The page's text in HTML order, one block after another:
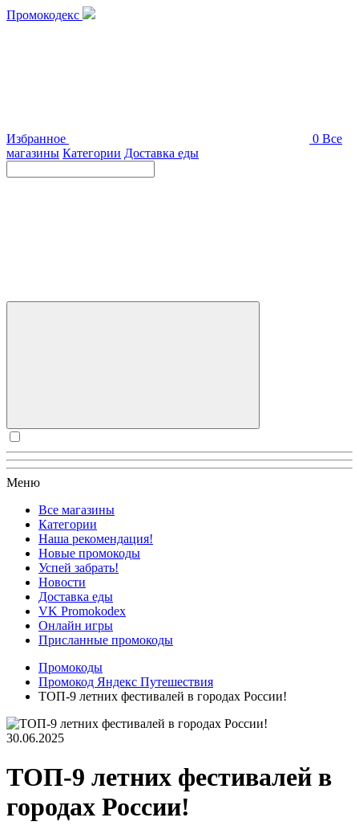
Промокодекс
Избранное 0 Все
магазины Категории Доставка еды
Меню
Все магазины
Категории
Наша рекомендация!
Новые промокоды
Успей забрать!
Новости
Доставка еды
VK Promokodex
Онлайн игры
Присланные промокоды
Промокоды
Промокод Яндекс Путешествия
ТОП-9 летних фестивалей в городах России!
30.06.2025
ТОП-9 летних фестивалей в
городах России!